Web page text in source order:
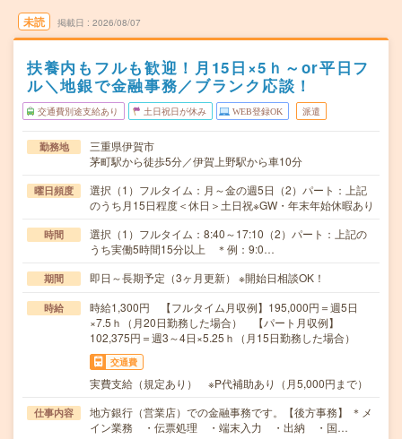
未読 掲載日 2026/08/07
扶養内もフルも歓迎！月15日×5ｈ～or平日フ
ル＼地銀で金融事務／ブランク応談！
交通費別途支給あり 土日祝日が休み WEB登録OK 派遣
勤務地
三重県伊賀市
茅町駅から徒歩5分／伊賀上野駅から車10分
曜日頻度
選択（1）フルタイム：月～金の週5日（2）パート：上記
のうち月15日程度＜休日＞土日祝※GW・年末年始休暇あり
時間
選択（1）フルタイム：8:40～17:10（2）パート：上記の
うち実働5時間15分以上 ＊例：9:0…
期間 即日～長期予定（3ヶ月更新） ※開始日相談OK！
時給
時給1,300円 【フルタイム月収例】195,000円＝週5日
×7.5ｈ（月20日勤務した場合） 【パート月収例】
102,375円＝週3～4日×5.25ｈ（月15日勤務した場合）
交通費
実費支給（規定あり） ※P代補助あり（月5,000円まで）
仕事内容
地方銀行（営業店）での金融事務です。【後方事務】 ＊メ
イン業務 ・伝票処理 ・端末入力 ・出納 ・国…